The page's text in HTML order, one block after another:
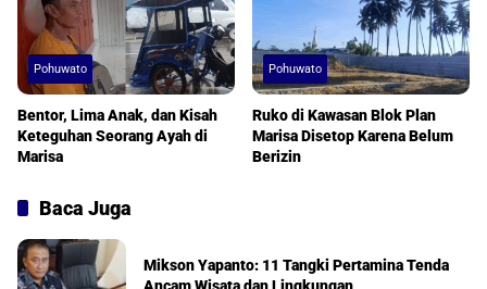
Pohuwato
Bentor, Lima Anak, dan Kisah
Keteguhan Seorang Ayah di
Marisa
Pohuwato
Ruko di Kawasan Blok Plan
Marisa Disetop Karena Belum
Berizin
Baca Juga
Mikson Yapanto: 11 Tangki Pertamina Tenda